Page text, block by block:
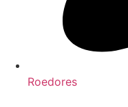
Roedores